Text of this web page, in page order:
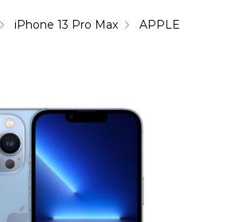
iPhone 13 Pro Max APPLE